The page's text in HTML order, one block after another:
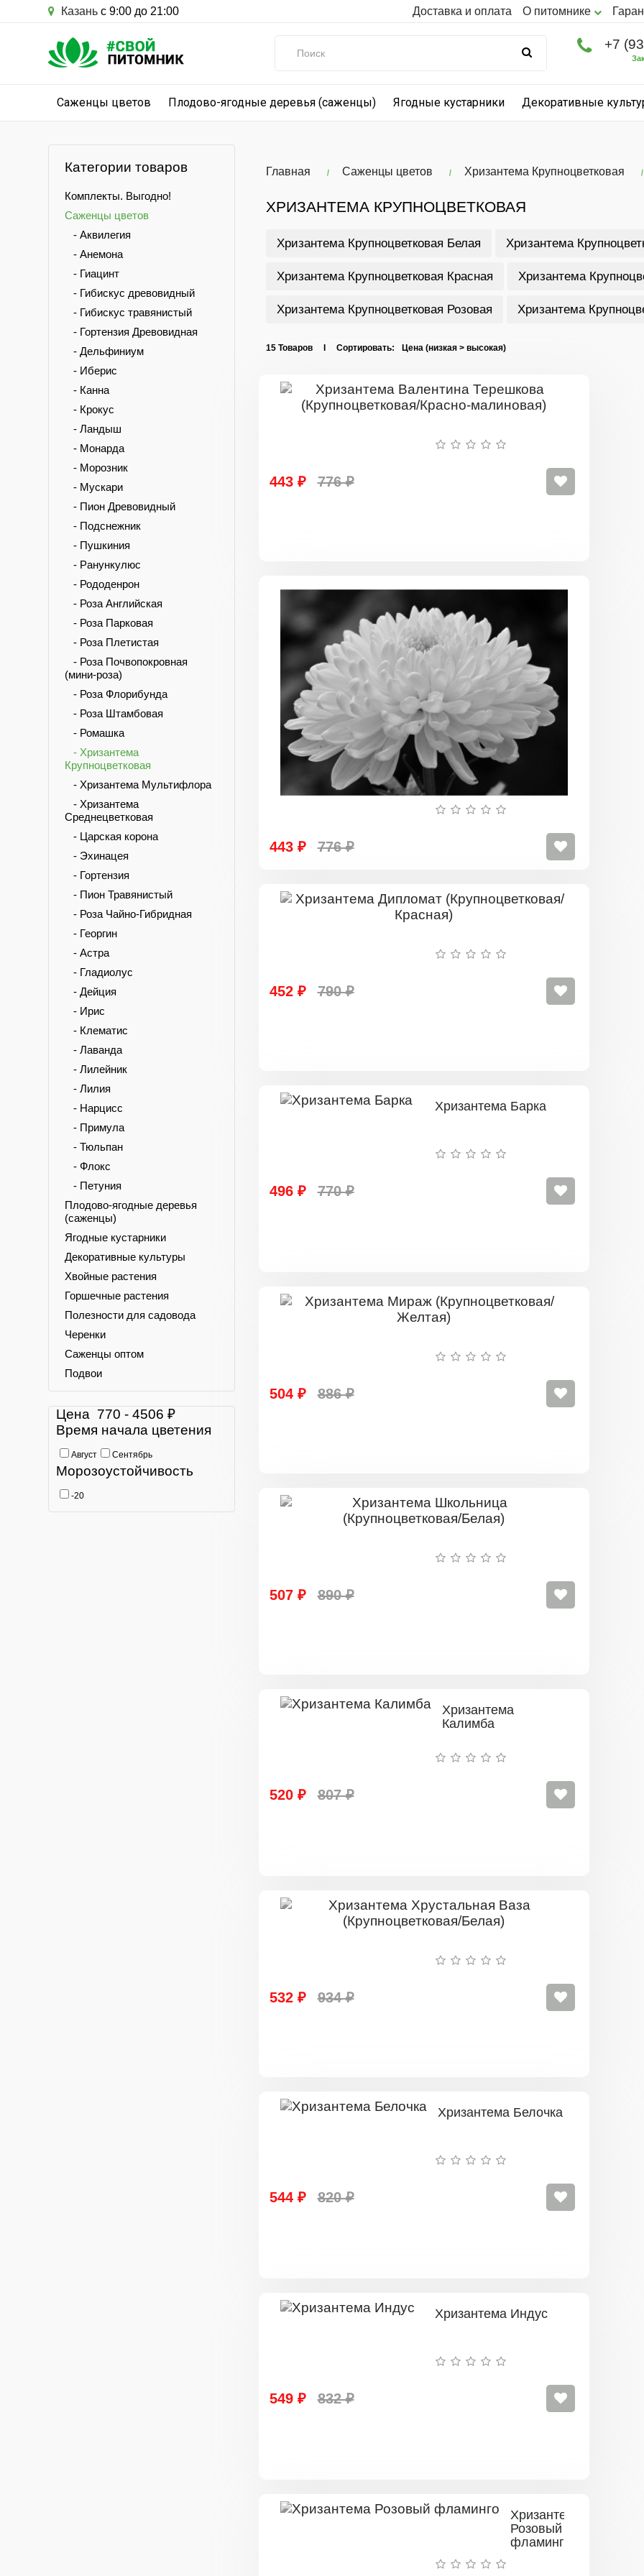
Казань с 9:00 до 21:00 Доставка и оплата О питомнике
+7
Саженцы цветов Плодово-ягодные деревья (саженцы) Ягодные кустарники Декоративные
Категории товаров
Комплекты. Выгодно!
Саженцы цветов
- Аквилегия
- Анемона
- Гиацинт
- Гибискус древовидный
- Гибискус травянистый
- Гортензия Древовидная
- Дельфиниум
- Иберис
- Канна
- Крокус
- Ландыш
- Монарда
- Морозник
- Мускари
- Пион Древовидный
- Подснежник
- Пушкиния
- Ранункулюс
- Рододенрон
- Роза Английская
- Роза Парковая
- Роза Плетистая
- Роза Почвопокровная
(мини-роза)
- Роза Флорибунда
- Роза Штамбовая
- Ромашка
- Хризантема
Крупноцветковая
- Хризантема Мультифлора
- Хризантема
Среднецветковая
- Царская корона
- Эхинацея
- Гортензия
- Пион Травянистый
- Роза Чайно-Гибридная
- Георгин
- Астра
- Гладиолус
- Дейция
- Ирис
- Клематис
- Лаванда
- Лилейник
- Лилия
- Нарцисс
- Примула
- Тюльпан
- Флокс
- Петуния
Плодово-ягодные деревья
(саженцы)
Ягодные кустарники
Декоративные культуры
Хвойные растения
Горшечные растения
Полезности для садовода
Черенки
Саженцы оптом
Подвои
Цена 770 - 4506 ₽
Время начала цветения
Август Сентябрь
Морозоустойчивость
-20
Главная Саженцы цветов Хризантема Крупноцветковая
ХРИЗАНТЕМА КРУПНОЦВЕТКОВАЯ
Хризантема Крупноцветковая Белая Хризантема
Хризантема Крупноцветковая Красная Хризантема
Хризантема Крупноцветковая Розовая Хризантема
15 Товаров I Сортировать:
443 ₽ 776 ₽
443 ₽ 776 ₽
452 ₽ 790 ₽
Хризантема Барка
496 ₽ 770 ₽
504 ₽ 886 ₽
507 ₽ 890 ₽
Хризантема
Калимба
520 ₽ 807 ₽
532 ₽ 934 ₽
Хризантема Белочка
544 ₽ 820 ₽
Хризантема Индус
549 ₽ 832 ₽
Хризантема
Розовый
фламинго